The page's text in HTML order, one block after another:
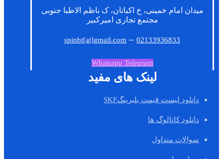
میدان امام خمینی، خ اکباتان، ک ناظم الاطبا جنوبی
مجتمع تجاری امیرکبیر
spinbt[at]gmail.com –02133936833
Whatsapp Telegram
لینک های مفید
دانلود لیست قیمت بلبرینگSKF
دانلود کاتالوگ ها
سوالات متداول